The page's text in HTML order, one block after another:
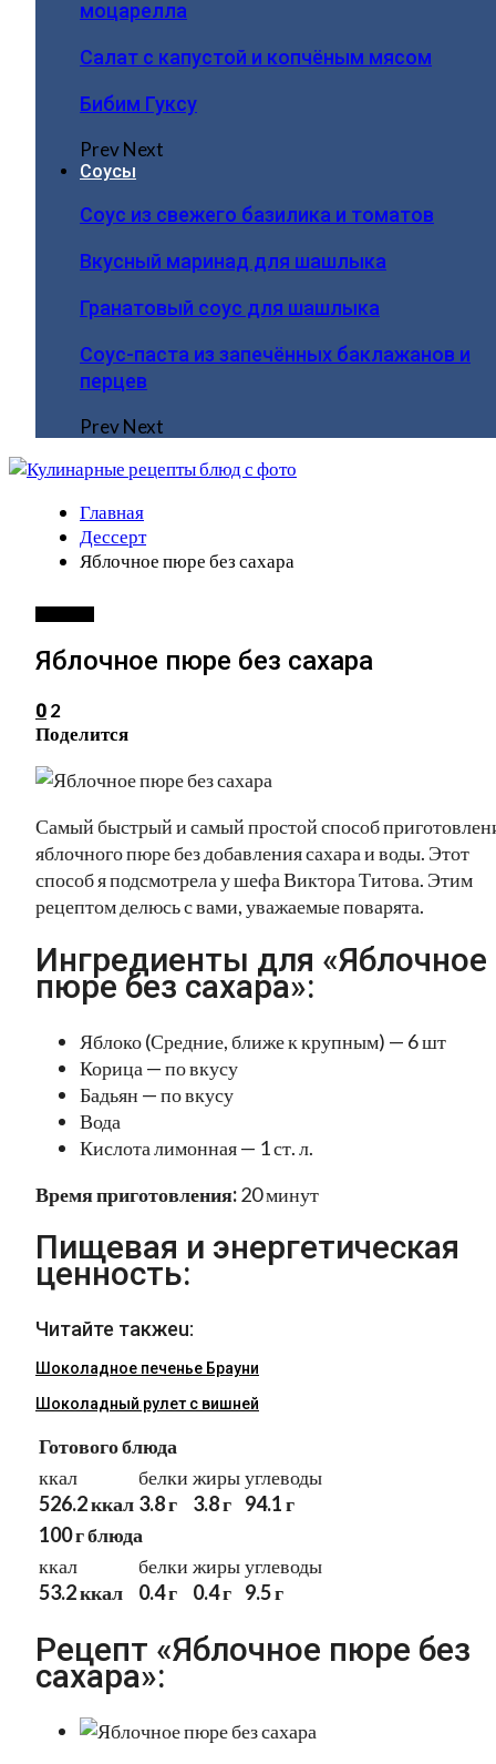
моцарелла
Салат с капустой и копчёным мясом
Бибим Гуксу
PrevNext
Соусы
Соус из свежего базилика и томатов
Вкусный маринад для шашлыка
Гранатовый соус для шашлыка
Соус-паста из запечённых баклажанов и
перцев
PrevNext
Главная
Дессерт
Яблочное пюре без сахара
Яблочное пюре без сахара
0 2
Поделится
Самый быстрый и самый простой способ
яблочного пюре без добавления сахара и воды. Этот
способ я подсмотрела у шефа Виктора Титова. Этим
рецептом делюсь с вами, уважаемые поварята.
Ингредиенты для «Яблочное
пюре без сахара»:
Яблоко (Средние, ближе к крупным) — 6 шт
Корица — по вкусу
Бадьян — по вкусу
Вода
Кислота лимонная — 1 ст. л.
Время приготовления:20 минут
Пищевая и энергетическая
ценность:
Читайте такжеu:
Шоколадное печенье Брауни
Шоколадный рулет с вишней
Готового блюда
ккал
526.2 ккал
белки
3.8 г
жиры
3.8 г
углеводы
94.1 г
100 г блюда
ккал
53.2 ккал
белки
0.4 г
жиры
0.4 г
углеводы
9.5 г
Рецепт «Яблочное пюре без
сахара»: